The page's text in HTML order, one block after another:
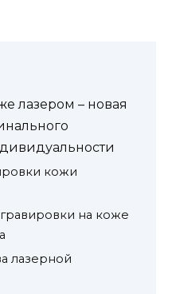
лазером – новая
кожи
на коже
лазерной